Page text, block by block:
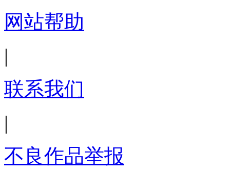
网站帮助
|
联系我们
|
不良作品举报